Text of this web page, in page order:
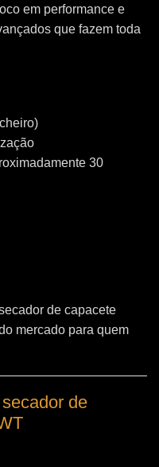
em performance e
que fazem toda
30
de capacete
mercado para quem
de